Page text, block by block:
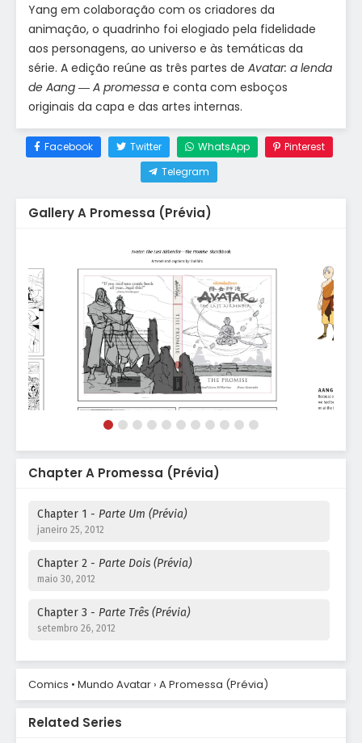
Yang em colaboração com os criadores da
animação, o quadrinho foi elogiado pela fidelidade
aos personagens, ao universo e às temáticas da
série. A edição reúne as três partes de Avatar: a lenda
de Aang ― A promessa e conta com esboços
originais da capa e das artes internas.
Facebook Twitter WhatsApp
Pinterest
Telegram
Gallery A Promessa (Prévia)
Chapter A Promessa (Prévia)
Chapter 1 - Parte Um (Prévia)
janeiro 25, 2012
Chapter 2 - Parte Dois (Prévia)
maio 30, 2012
Chapter 3 - Parte Três (Prévia)
setembro 26, 2012
Comics • Mundo Avatar › A Promessa (Prévia)
Related Series